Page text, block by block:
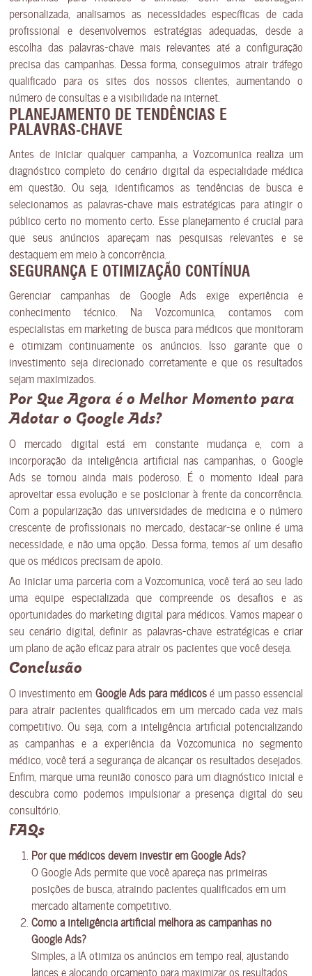
personalizada, analisamos as necessidades específicas de cada
profissional e desenvolvemos estratégias adequadas, desde a
escolha das palavras-chave mais relevantes até a configuração
precisa das campanhas. Dessa forma, conseguimos atrair tráfego
qualificado para os sites dos nossos clientes, aumentando o
número de consultas e a visibilidade na internet.
PLANEJAMENTO DE TENDÊNCIAS E
PALAVRAS-CHAVE
Antes de iniciar qualquer campanha, a Vozcomunica realiza um
diagnóstico completo do cenário digital da especialidade médica
em questão. Ou seja, identificamos as tendências de busca e
selecionamos as palavras-chave mais estratégicas para atingir o
público certo no momento certo. Esse planejamento é crucial para
que seus anúncios apareçam nas pesquisas relevantes e se
destaquem em meio à concorrência.
SEGURANÇA E OTIMIZAÇÃO CONTÍNUA
Gerenciar campanhas de Google Ads exige experiência e
conhecimento técnico. Na Vozcomunica, contamos com
especialistas em marketing de busca para médicos que monitoram
e otimizam continuamente os anúncios. Isso garante que o
investimento seja direcionado corretamente e que os resultados
sejam maximizados.
Por Que Agora é o Melhor Momento para
Adotar o Google Ads?
O mercado digital está em constante mudança e, com a
incorporação da inteligência artificial nas campanhas, o Google
Ads se tornou ainda mais poderoso. É o momento ideal para
aproveitar essa evolução e se posicionar à frente da concorrência.
Com a popularização das universidades de medicina e o número
crescente de profissionais no mercado, destacar-se online é uma
necessidade, e não uma opção. Dessa forma, temos aí um desafio
que os médicos precisam de apoio.
Ao iniciar uma parceria com a Vozcomunica, você terá ao seu lado
uma equipe especializada que compreende os desafios e as
oportunidades do marketing digital para médicos. Vamos mapear o
seu cenário digital, definir as palavras-chave estratégicas e criar
um plano de ação eficaz para atrair os pacientes que você deseja.
Conclusão
O investimento em Google Ads para médicosé um passo essencial
para atrair pacientes qualificados em um mercado cada vez mais
competitivo. Ou seja, com a inteligência artificial potencializando
as campanhas e a experiência da Vozcomunica no segmento
médico, você terá a segurança de alcançar os resultados desejados.
Enfim, marque uma reunião conosco para um diagnóstico inicial e
descubra como podemos impulsionar a presença digital do seu
consultório.
FAQs
Por que médicos devem investir em Google Ads?
O Google Ads permite que você apareça nas primeiras
posições de busca, atraindo pacientes qualificados em um
mercado altamente competitivo.
Como a inteligência artificial melhora as campanhas no
Google Ads?
Simples, a IA otimiza os anúncios em tempo real, ajustando
lances e alocando orçamento para maximizar os resultados,